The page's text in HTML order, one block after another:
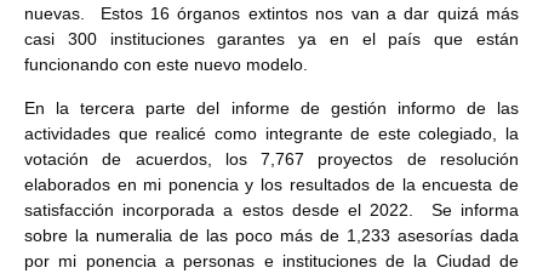
nuevas. Estos 16 órganos extintos nos van a dar quizá más
casi 300 instituciones garantes ya en el país que están
funcionando con este nuevo modelo.
En la tercera parte del informe de gestión informo de las
actividades que realicé como integrante de este colegiado, la
votación de acuerdos, los 7,767 proyectos de resolución
elaborados en mi ponencia y los resultados de la encuesta de
satisfacción incorporada a estos desde el 2022. Se informa
sobre la numeralia de las poco más de 1,233 asesorías dada
por mi ponencia a personas e instituciones de la Ciudad de